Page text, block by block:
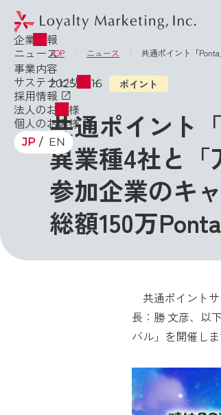
企業情報
ニュース
事業内容
サステナビリティ
採用情報
法人のお客様
個人のお客様
JP EN
TOP ニュース 共通ポイント「
2025.10.16 ポイント
共通ポイント
異業種4社と
参加企業のキ
総額150万
共通ポイント
長：勝 文彦、以
バル」を開催しま